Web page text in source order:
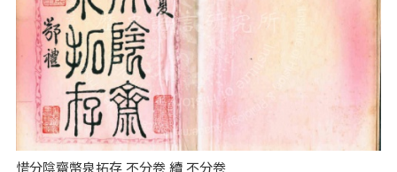
惜分陰齋幣泉拓存 不分卷 續 不分卷